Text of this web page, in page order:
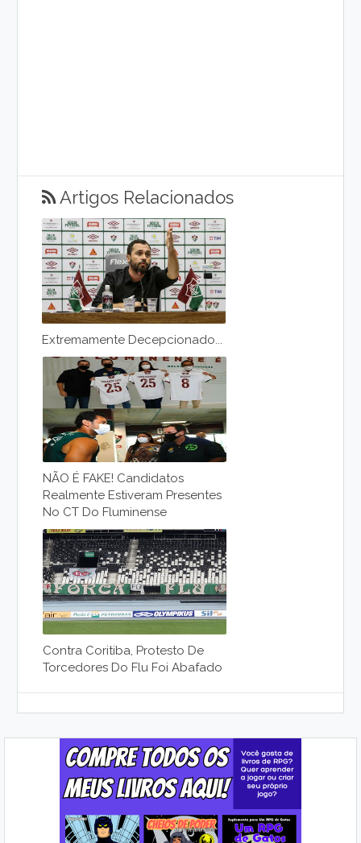
Artigos Relacionados
Extremamente Decepcionado...
NÃO É FAKE! Candidatos
Realmente Estiveram Presentes
No CT Do Fluminense
Contra Coritiba, Protesto De
Torcedores Do Flu Foi Abafado